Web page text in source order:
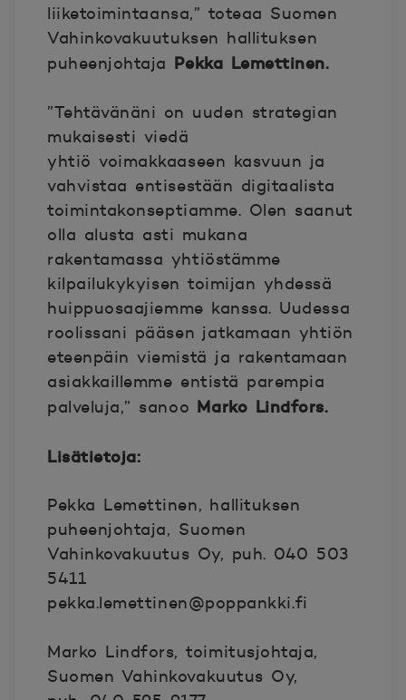
liiketoimintaansa,” toteaa Suomen
Vahinkovakuutuksen hallituksen
puheenjohtaja Pekka Lemettinen.
”Tehtävänäni on uuden strategian
mukaisesti viedä
yhtiö voimakkaaseen kasvuun ja
vahvistaa entisestään digitaalista
toimintakonseptiamme. Olen saanut
olla alusta asti mukana
rakentamassa yhtiöstämme
kilpailukykyisen toimijan yhdessä
huippuosaajiemme kanssa. Uudessa
roolissani pääsen jatkamaan yhtiön
eteenpäin viemistä ja rakentamaan
asiakkaillemme entistä parempia
palveluja,” sanoo Marko Lindfors.
Lisätietoja:
Pekka Lemettinen, hallituksen
puheenjohtaja, Suomen
Vahinkovakuutus Oy, puh. 040 503
5411
pekka.lemettinen@poppankki.fi
Marko Lindfors, toimitusjohtaja,
Suomen Vahinkovakuutus Oy,